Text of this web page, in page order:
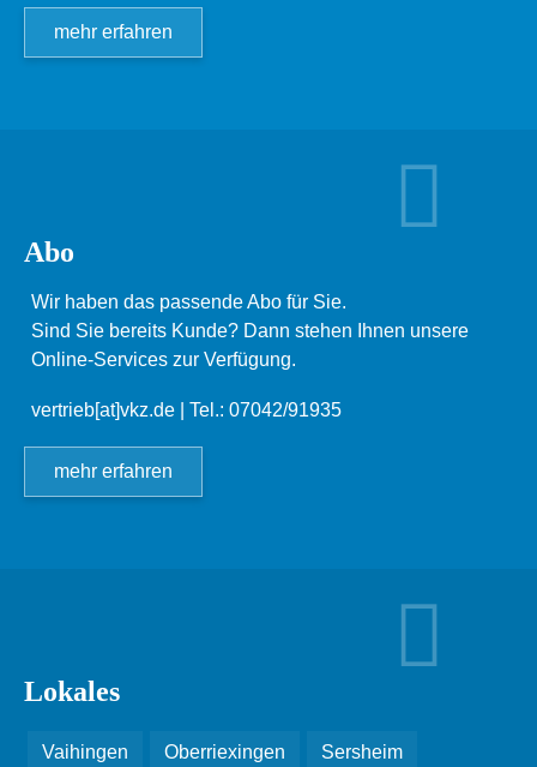
mehr erfahren
Abo
Wir haben das passende Abo für Sie.
Sind Sie bereits Kunde? Dann stehen Ihnen unsere
Online-Services zur Verfügung.
vertrieb[at]vkz.de | Tel.: 07042/91935
mehr erfahren
Lokales
Vaihingen Oberriexingen Sersheim